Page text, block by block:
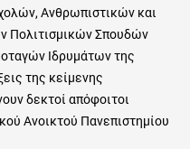
Ανθρωπιστικών και
Πολιτισμικών Σπουδών
Ιδρυμάτων της
της κείμενης
δεκτοί απόφοιτοι
Ανοικτού Πανεπιστημίου